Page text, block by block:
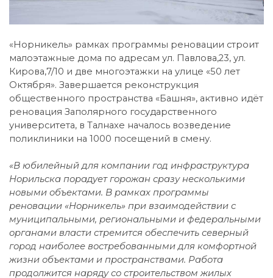
«Норникель» рамках программы реновации строит
малоэтажные дома по адресам ул. Павлова,23, ул.
Кирова,7/10 и две многоэтажки на улице «50 лет
Октября». Завершается реконструкция
общественного пространства «Башня», активно идёт
реновация Заполярного государственного
университета, в Талнахе началось возведение
поликлиники на 1000 посещений в смену.
«В юбилейный для компании год инфраструктура
Норильска порадует горожан сразу несколькими
новыми объектами. В рамках программы
реновации «Норникель» при взаимодействии с
муниципальными, региональными и федеральными
органами власти стремится обеспечить северный
город наиболее востребованными для комфортной
жизни объектами и пространствами. Работа
продолжится наряду со строительством жилых